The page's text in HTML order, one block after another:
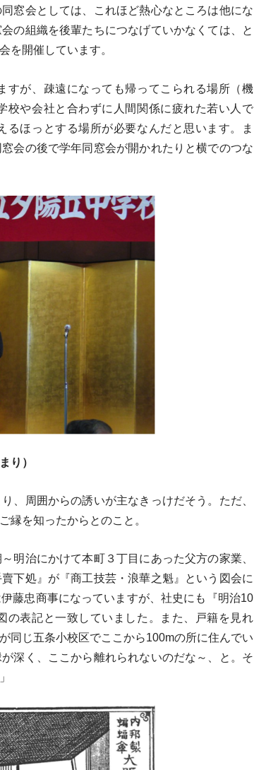
窓会としては、これほど熱心なところは他にな
の組織を後輩たちにつなげていかなくては、と
を開催しています。
すが、疎遠になっても帰ってこられる場所（機
校や会社と合わずに人間関係に疲れた若い人で
ほっとする場所が必要なんだと思います。ま
会の後で学年同窓会が開かれたりと横でのつな
り）
、周囲からの誘いが主なきっけだそう。ただ、
縁を知ったからとのこと。
明治にかけて本町３丁目にあった父方の家業、
下処』が『商工技芸・浪華之魁』という図会に
藤忠商事になっていますが、社史にも『明治10
表記と一致していました。また、戸籍を見れ
同じ五条小校区でここから100mの所に住んでい
深く、ここから離れられないのだな～、と。そ